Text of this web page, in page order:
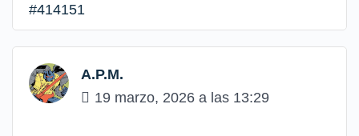
#414151
A.P.M.
19 marzo, 2026 a las 13:29